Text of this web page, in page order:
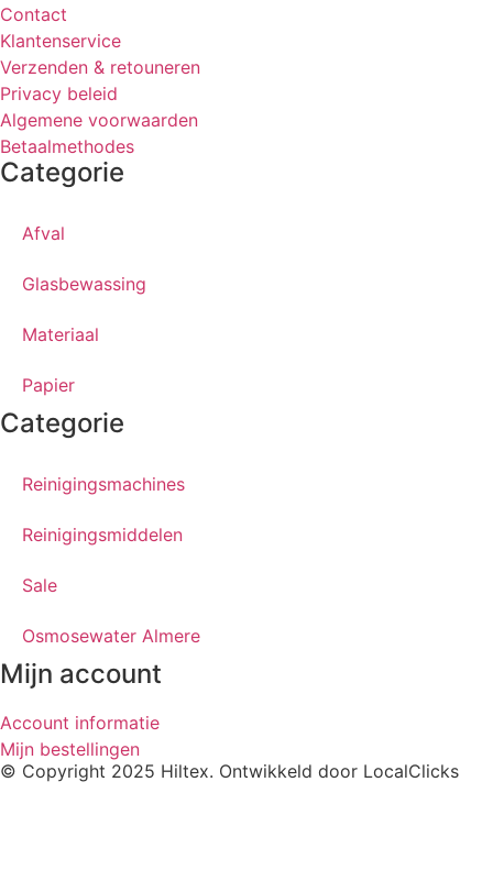
Contact
Klantenservice
Verzenden & retouneren
Privacy beleid
Algemene voorwaarden
Betaalmethodes
Categorie
Afval
Glasbewassing
Materiaal
Papier
Categorie
Reinigingsmachines
Reinigingsmiddelen
Sale
Osmosewater Almere
Mijn account
Account informatie
Mijn bestellingen
© Copyright 2025 Hiltex. Ontwikkeld door LocalClicks